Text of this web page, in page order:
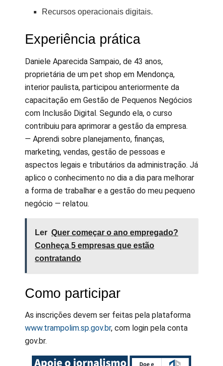
Recursos operacionais digitais.
Experiência prática
Daniele Aparecida Sampaio, de 43 anos,
proprietária de um pet shop em Mendonça,
interior paulista, participou anteriormente da
capacitação em Gestão de Pequenos Negócios
com Inclusão Digital. Segundo ela, o curso
contribuiu para aprimorar a gestão da empresa.
— Aprendi sobre planejamento, finanças,
marketing, vendas, gestão de pessoas e
aspectos legais e tributários da administração. Já
aplico o conhecimento no dia a dia para melhorar
a forma de trabalhar e a gestão do meu pequeno
negócio — relatou.
Ler Quer começar o ano empregado?
Conheça 5 empresas que estão
contratando
Como participar
As inscrições devem ser feitas pela plataforma
www.trampolim.sp.gov.br, com login pela conta
gov.br.